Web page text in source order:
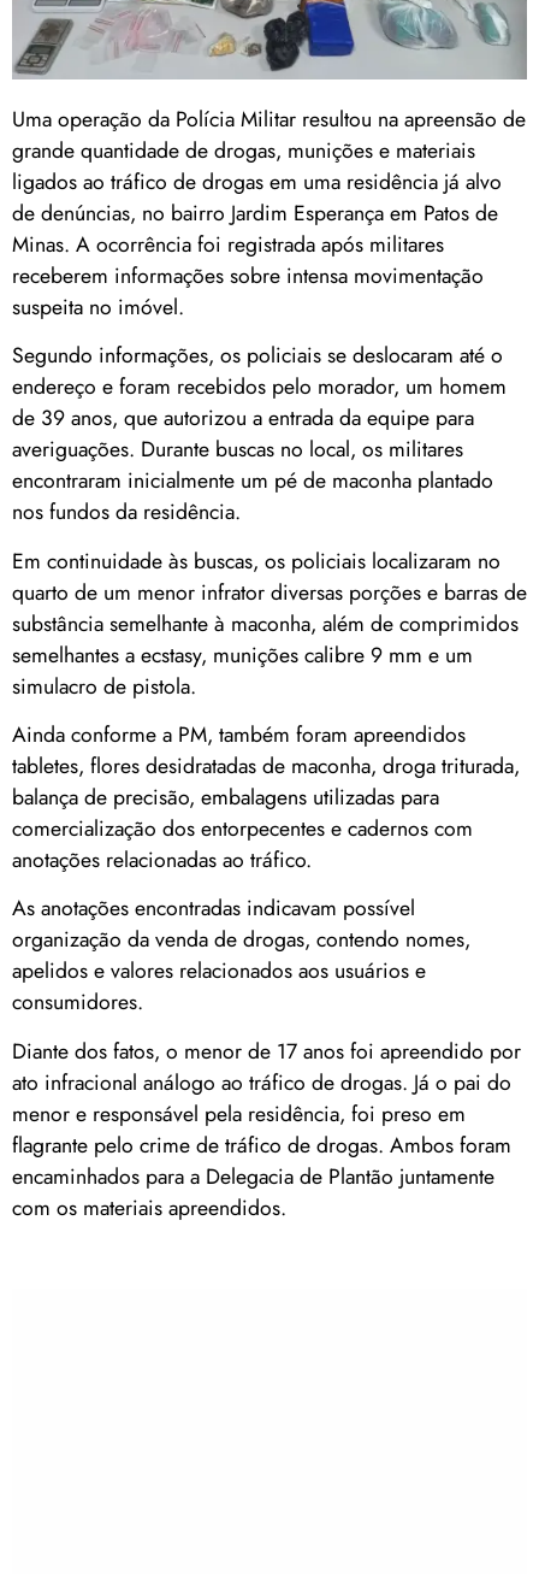
Uma operação da Polícia Militar resultou na apreensão de
grande quantidade de drogas, munições e materiais
ligados ao tráfico de drogas em uma residência já alvo
de denúncias, no bairro Jardim Esperança em Patos de
Minas. A ocorrência foi registrada após militares
receberem informações sobre intensa movimentação
suspeita no imóvel.
Segundo informações, os policiais se deslocaram até o
endereço e foram recebidos pelo morador, um homem
de 39 anos, que autorizou a entrada da equipe para
averiguações. Durante buscas no local, os militares
encontraram inicialmente um pé de maconha plantado
nos fundos da residência.
Em continuidade às buscas, os policiais localizaram no
quarto de um menor infrator diversas porções e barras de
substância semelhante à maconha, além de comprimidos
semelhantes a ecstasy, munições calibre 9 mm e um
simulacro de pistola.
Ainda conforme a PM, também foram apreendidos
tabletes, flores desidratadas de maconha, droga triturada,
balança de precisão, embalagens utilizadas para
comercialização dos entorpecentes e cadernos com
anotações relacionadas ao tráfico.
As anotações encontradas indicavam possível
organização da venda de drogas, contendo nomes,
apelidos e valores relacionados aos usuários e
consumidores.
Diante dos fatos, o menor de 17 anos foi apreendido por
ato infracional análogo ao tráfico de drogas. Já o pai do
menor e responsável pela residência, foi preso em
flagrante pelo crime de tráfico de drogas. Ambos foram
encaminhados para a Delegacia de Plantão juntamente
com os materiais apreendidos.